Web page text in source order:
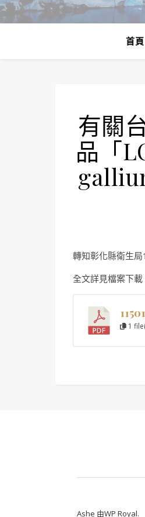
首頁
有關
品「
轉知彰化縣衛生
全文詳見檔案下載
1
Ashe 由WP Royal.